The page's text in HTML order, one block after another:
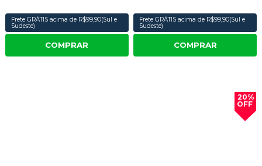
Frete GRÁTIS acima de R$99,90(Sul e
Sudeste)
COMPRAR
Frete GRÁTIS acima de R$99,90(Sul e
Sudeste)
COMPRAR
20%
OFF